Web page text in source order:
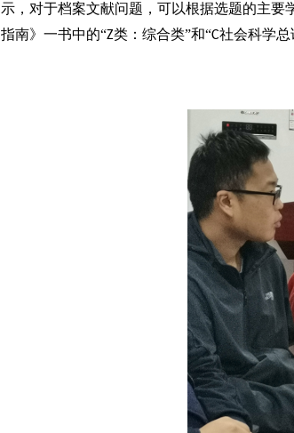
示，对于档案文献问题，可以根据选题的主
指南》一书中的“Z类：综合类”和“C社会科学总